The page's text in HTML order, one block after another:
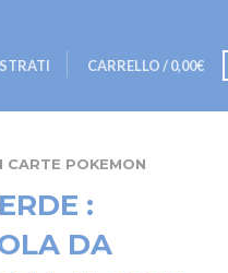
CARRELLO/0,00€
CARTE POKEMON
:
DA